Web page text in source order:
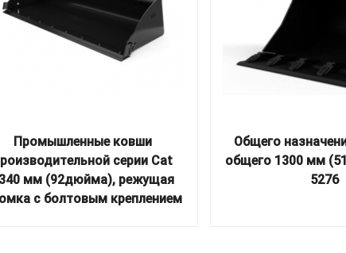
Промышленные ковши
серии Cat
мм (92дюйма), режущая
с болтовым креплением
Общего
общего 1300 мм
5276